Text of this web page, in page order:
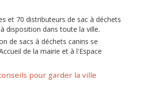
et 70 distributeurs de sac à déchets
disposition dans toute la ville.
de sacs à déchets canins se
de la mairie et à l'Espace
pour garder la ville